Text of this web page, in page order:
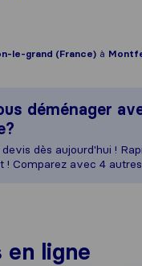
le-grand (France) à
déménager
dès aujourd'hui !
! Comparez avec 4
en ligne